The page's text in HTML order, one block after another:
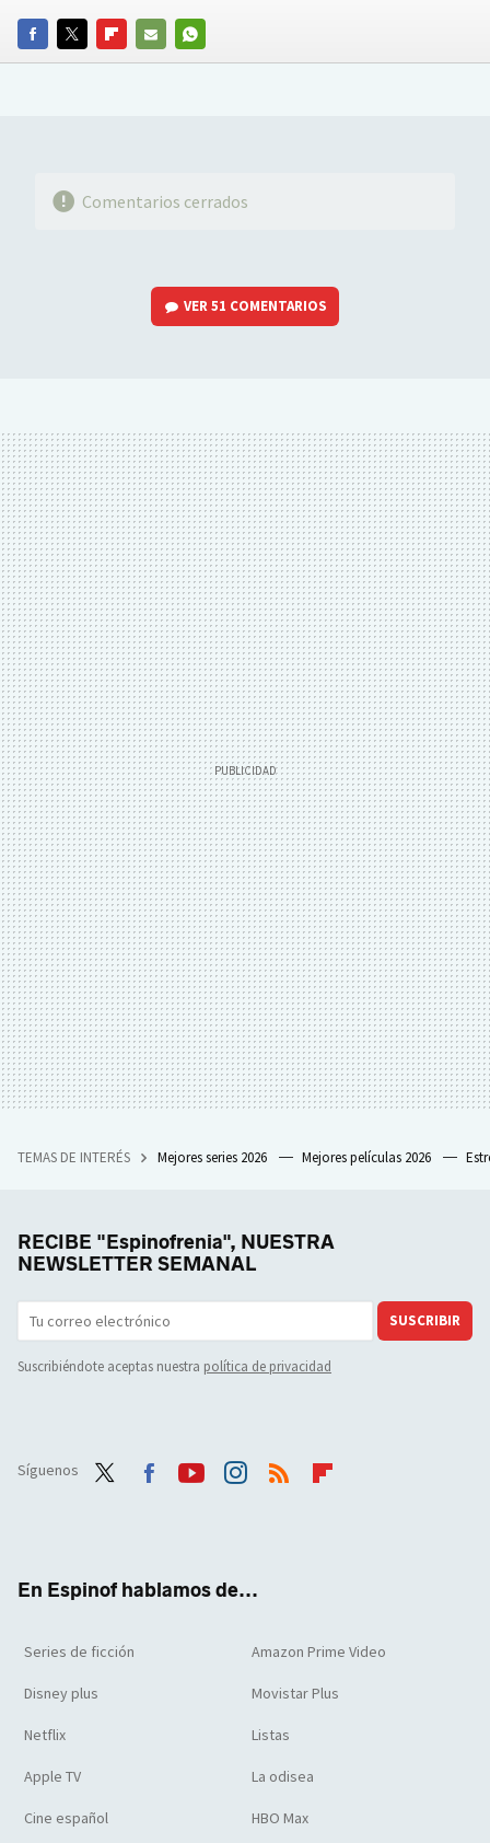
FACEBOOKTWITTERFLIPBOARD
E-
WHATSAPP
Comentarios cerrados
VER51 COMENTARIOS
TEMAS DE INTERÉS Mejores series 2026 Mejores películas 2026
RECIBE "Espinofrenia", NUESTRA
NEWSLETTER SEMANAL
SUSCRIBIR
Suscribiéndote aceptas nuestra política de privacidad
Síguenos
En Espinof hablamos de...
Series de ficción Amazon Prime Video
Disney plus Movistar Plus
Netflix Listas
Apple TV La odisea
Cine español HBO Max